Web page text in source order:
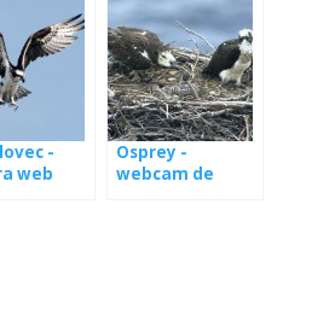
-
web
Osprey -
webcam de